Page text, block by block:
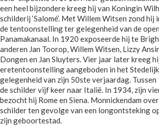
een heel bijzondere kreeg hij van Koningin
schilderij ‘Salomé’. Met Willem Witsen zond
de tentoonstelling ter gelegenheid van de
Panamakanaal. In 1920 exposeerde hij te
anderen Jan Toorop, Willem Witsen, Lizzy
Dongen en Jan Sluyters. Vier jaar later kreeg
eretentoonstelling aangeboden in het
gelegenheid van zijn 50ste verjaardag.
de schilder vijf keer naar Italië. In 1934, zijn
bezocht hij Rome en Siena. Monnickendam
schilder ten gevolge van een longontsteking
zijn geboortestad.